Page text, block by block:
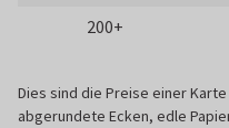
200+
Dies sind die Preise einer
abgerundete Ecken, edle